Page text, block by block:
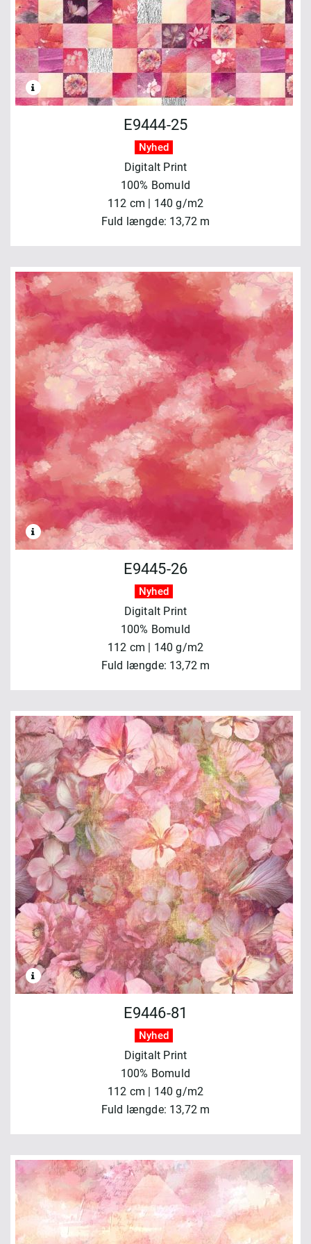
E9444-25
Nyhed
Digitalt Print
100% Bomuld
112 cm | 140 g/m2
Fuld længde: 13,72 m
E9445-26
Nyhed
Digitalt Print
100% Bomuld
112 cm | 140 g/m2
Fuld længde: 13,72 m
E9446-81
Nyhed
Digitalt Print
100% Bomuld
112 cm | 140 g/m2
Fuld længde: 13,72 m